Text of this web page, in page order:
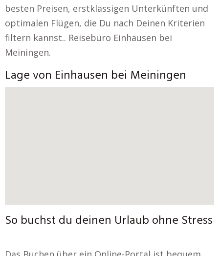
besten Preisen, erstklassigen Unterkünften und
optimalen Flügen, die Du nach Deinen Kriterien
filtern kannst.. Reisebüro Einhausen bei
Meiningen.
Lage von Einhausen bei Meiningen
So buchst du deinen Urlaub ohne Stress